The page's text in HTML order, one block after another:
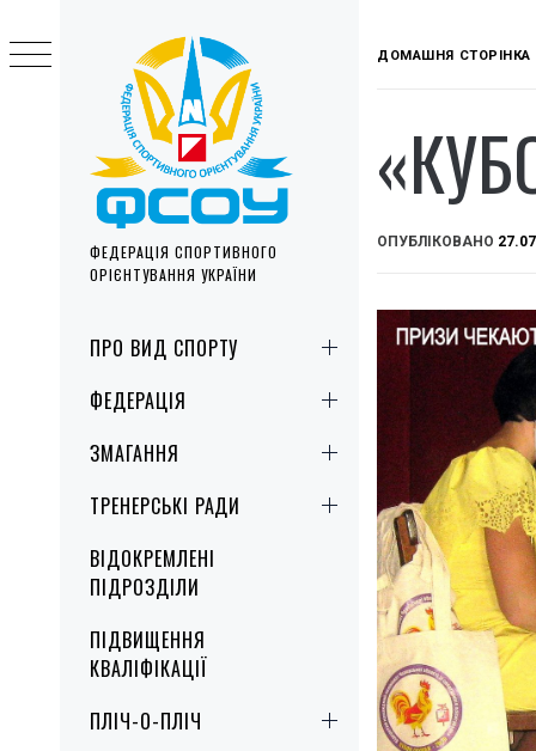
ФЕДЕРАЦІЯ СПОРТИВНОГО
ОРІЄНТУВАННЯ УКРАЇНИ
MenuПРО ВИД СПОРТУ
ФЕДЕРАЦІЯ
ЗМАГАННЯ
ТРЕНЕРСЬКІ РАДИ
ВІДОКРЕМЛЕНІ
ПІДРОЗДІЛИ
ПІДВИЩЕННЯ
КВАЛІФІКАЦІЇ
ПЛІЧ-О-ПЛІЧ
to
content
ДОМАШНЯ СТОРІНКА
ОПУБЛІКОВАНО